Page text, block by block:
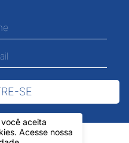
aceita
Acesse nossa
SE